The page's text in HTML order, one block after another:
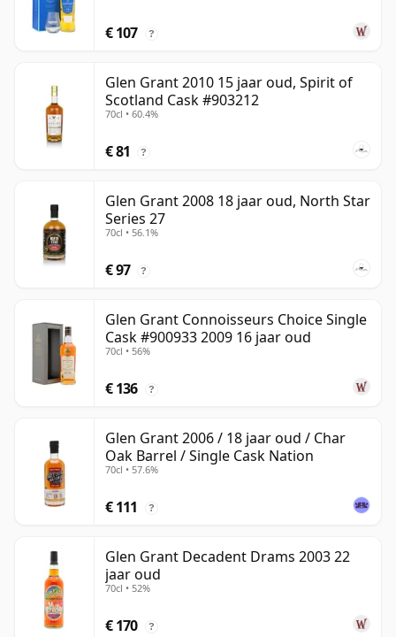
€ 107 ?
Glen Grant 2010 15 jaar oud, Spirit of
Scotland Cask #903212
70cl • 60.4%
€ 81 ?
Glen Grant 2008 18 jaar oud, North Star
Series 27
70cl • 56.1%
€ 97 ?
Glen Grant Connoisseurs Choice Single
Cask #900933 2009 16 jaar oud
70cl • 56%
€ 136 ?
Glen Grant 2006 / 18 jaar oud / Char
Oak Barrel / Single Cask Nation
70cl • 57.6%
€ 111 ?
Glen Grant Decadent Drams 2003 22
jaar oud
70cl • 52%
€ 170 ?